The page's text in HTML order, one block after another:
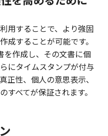
用することで、より強固
成することが可能です。
を作成し、その文書に個
にタイムスタンプが付与
正性、個人の意思表示、
すべてが保証されます。